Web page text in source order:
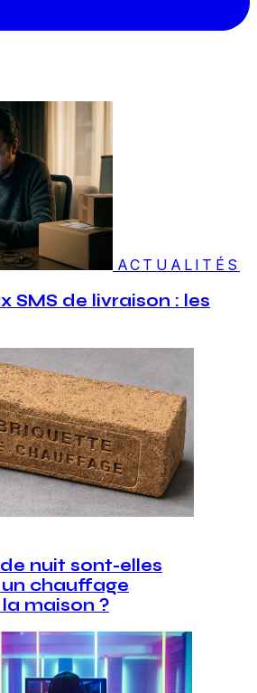
ACTUALITÉS
SMS de livraison : les
nuit sont-elles
chauffage
maison ?